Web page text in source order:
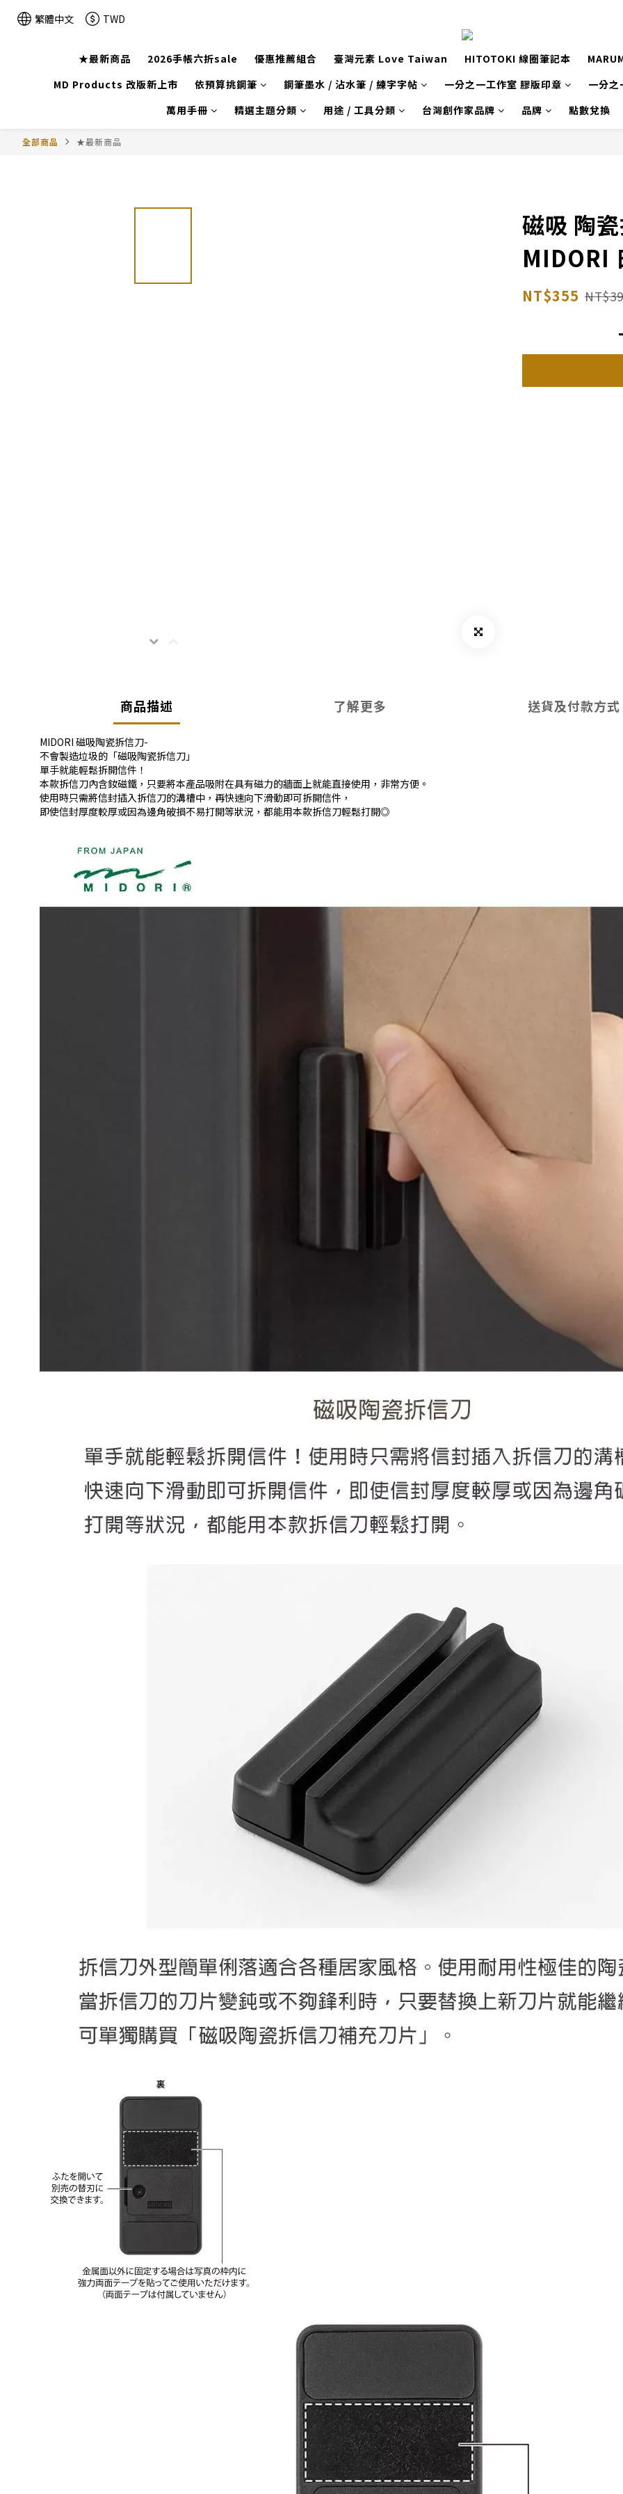
繁體中文 TWD
★最新商品 2026手帳六折sale 優惠推薦組合 臺灣元素 Love Taiwan HITOTOKI 線圈筆記本
MD Products 改版新上市
依預算挑鋼筆 鋼筆墨水 / 沾水筆 / 練字字帖 一分之一工作室 膠版印章
一分之
萬用手冊
精選主題分類 用途 / 工具分類 台灣創作家品牌 品牌 點數兌換
全部商品 ★最新商品
磁吸 陶
MIDORI
NT$355
商品描述 了解更多 送貨及付款方式
MIDORI 磁吸陶瓷拆信刀-
不會製造垃圾的「磁吸陶瓷拆信刀」
單手就能輕鬆拆開信件！
本款拆信刀內含釹磁鐵，只要將本產品吸附在具有磁力的牆面上就能直接使用，非常方便。
使用時只需將信封插入拆信刀的溝槽中，再快速向下滑動即可拆開信件，
即使信封厚度較厚或因為邊角破損不易打開等狀況，都能用本款拆信刀輕鬆打開◎